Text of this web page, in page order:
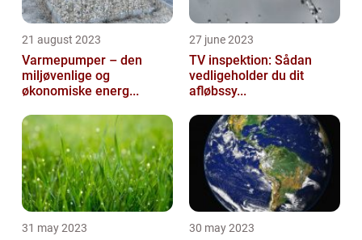
21 august 2023
Varmepumper – den
miljøvenlige og
økonomiske energ...
27 june 2023
TV inspektion: Sådan
vedligeholder du dit
afløbssy...
31 may 2023 30 may 2023